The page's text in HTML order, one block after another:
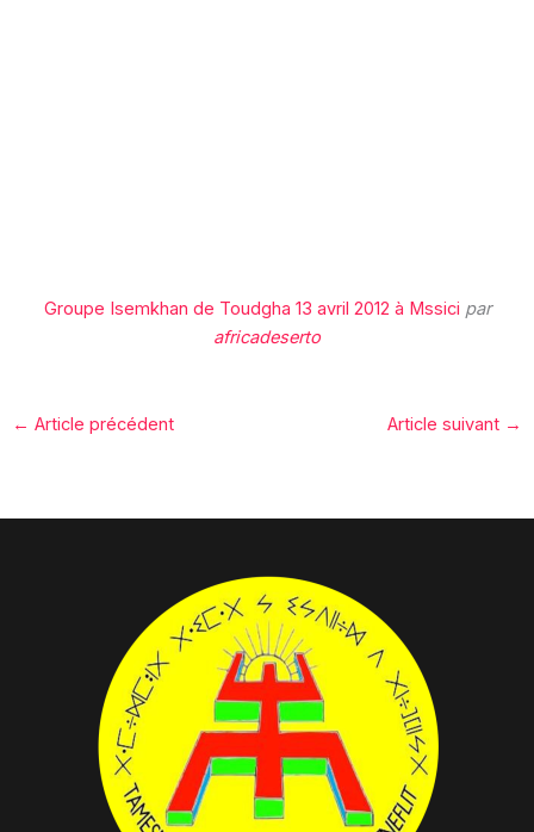
Groupe Isemkhan de Toudgha 13 avril 2012 à Mssici par
africadeserto
← Article précédent Article suivant →